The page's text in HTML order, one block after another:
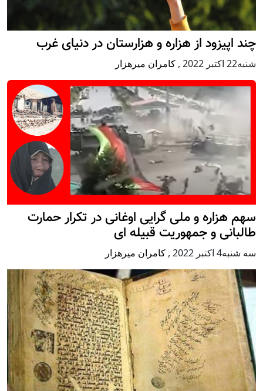
چند اپیزود از هزاره و هزارستان در دنیای غرب
شنبه22 اكتبر 2022 , کامران میرهزار
سهم هزاره و ملی گرایی اوغانی در تکرار حمارت
طالبانی و جمهوریت قبیله ای
سه شنبه4 اكتبر 2022 , کامران میرهزار